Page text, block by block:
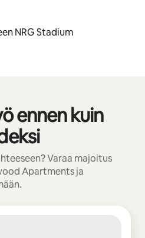
NRG Stadium
ennen kuin
Varaa majoitus
Apartments ja